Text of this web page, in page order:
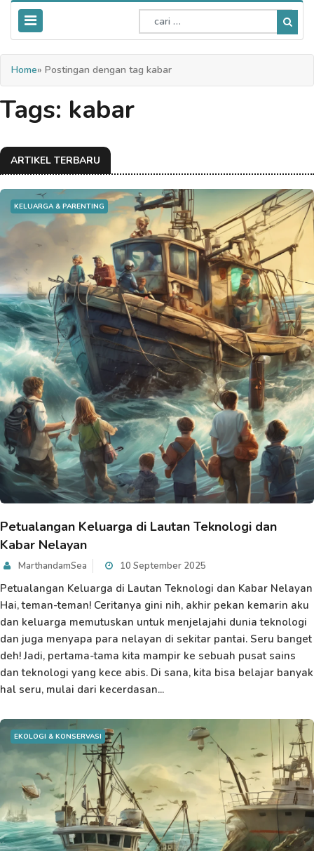
Home» Postingan dengan tag kabar
Tags: kabar
ARTIKEL TERBARU
KELUARGA & PARENTING
Petualangan Keluarga di Lautan Teknologi dan
Kabar Nelayan
MarthandamSea 10 September 2025
Petualangan Keluarga di Lautan Teknologi dan Kabar Nelayan
Hai, teman-teman! Ceritanya gini nih, akhir pekan kemarin aku
dan keluarga memutuskan untuk menjelajahi dunia teknologi
dan juga menyapa para nelayan di sekitar pantai. Seru banget
deh! Jadi, pertama-tama kita mampir ke sebuah pusat sains
dan teknologi yang kece abis. Di sana, kita bisa belajar banyak
hal seru, mulai dari kecerdasan...
EKOLOGI & KONSERVASI